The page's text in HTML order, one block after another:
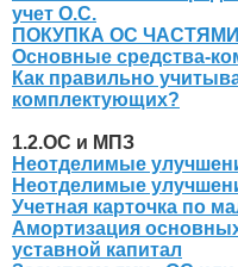
учет О.С.
ПОКУПКА ОС ЧАСТЯМИ
Основные средства-
Как правильно
комплектующих?
1.2.ОС и МПЗ
Неотделимые
Неотделимые
Учетная карточка по
Амортизация
уставной капитал